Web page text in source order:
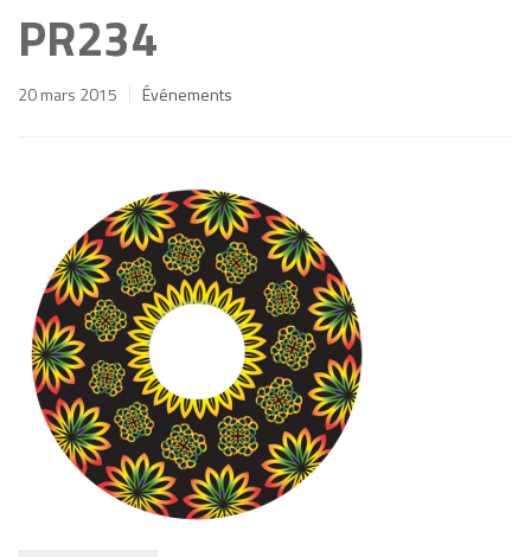
PR234
20 mars 2015 Événements